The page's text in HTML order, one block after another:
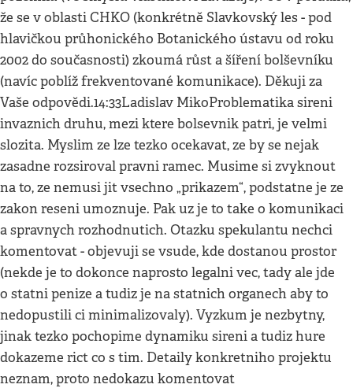
že se v oblasti CHKO (konkrétně Slavkovský les - pod
hlavičkou průhonického Botanického ústavu od roku
2002 do současnosti) zkoumá růst a šíření bolševníku
(navíc poblíž frekventované komunikace). Děkuji za
Vaše odpovědi.14:33Ladislav MikoProblematika sireni
invaznich druhu, mezi ktere bolsevnik patri, je velmi
slozita. Myslim ze lze tezko ocekavat, ze by se nejak
zasadne rozsiroval pravni ramec. Musime si zvyknout
na to, ze nemusi jit vsechno „prikazem“, podstatne je ze
zakon reseni umoznuje. Pak uz je to take o komunikaci
a spravnych rozhodnutich. Otazku spekulantu nechci
komentovat - objevuji se vsude, kde dostanou prostor
(nekde je to dokonce naprosto legalni vec, tady ale jde
o statni penize a tudiz je na statnich organech aby to
nedopustili ci minimalizovaly). Vyzkum je nezbytny,
jinak tezko pochopime dynamiku sireni a tudiz hure
dokazeme rict co s tim. Detaily konkretniho projektu
neznam, proto nedokazu komentovat